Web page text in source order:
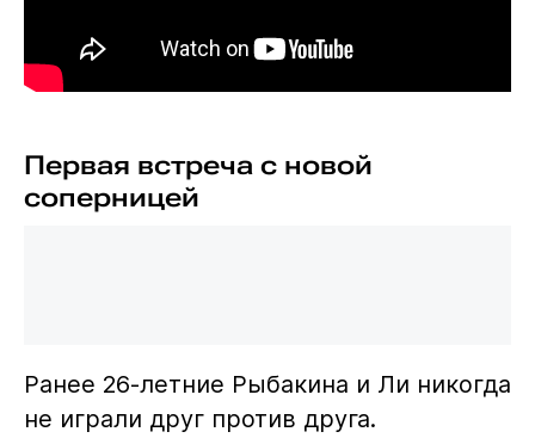
Первая встреча с новой
соперницей
Ранее 26-летние Рыбакина и Ли никогда
не играли друг против друга.